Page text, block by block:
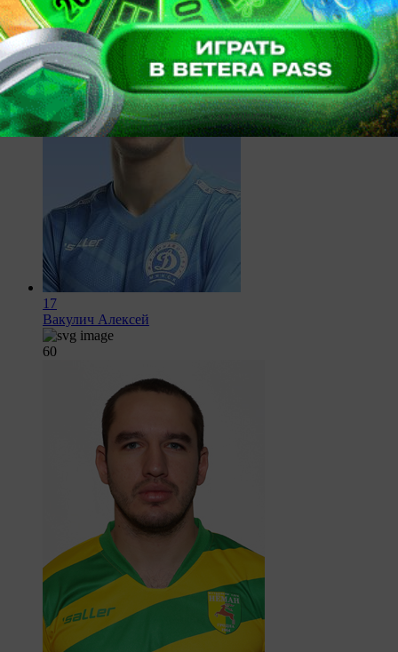
17
Вакулич Алексей
60